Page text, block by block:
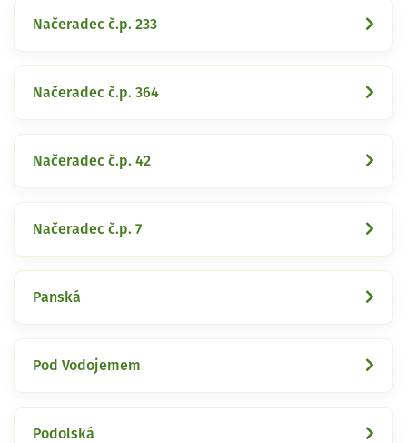
Načeradec č.p. 233
Načeradec č.p. 364
Načeradec č.p. 42
Načeradec č.p. 7
Panská
Pod Vodojemem
Podolská